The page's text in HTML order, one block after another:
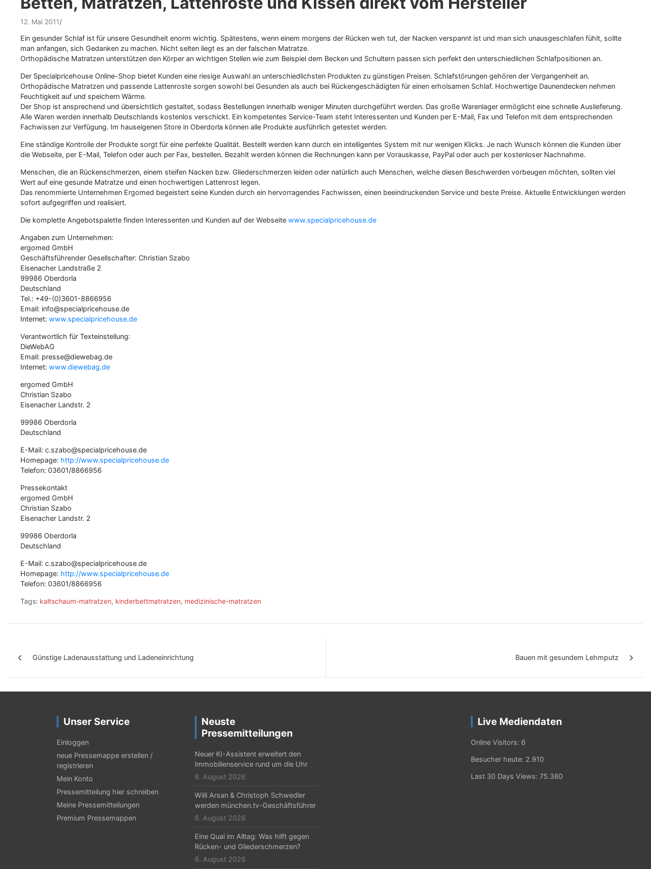
12. Mai 2011
Ein gesunder Schlaf ist für unsere Gesundheit enorm wichtig. Spätestens, wenn einem morgens der Rücken weh tut, der Nacken verspannt ist und man sich unausgeschlafen fühlt, sollte
man anfangen, sich Gedanken zu machen. Nicht selten liegt es an der falschen Matratze.
Orthopädische Matratzen unterstützen den Körper an wichtigen Stellen wie zum Beispiel dem Becken und Schultern passen sich perfekt den unterschiedlichen Schlafpositionen an.
Der Specialpricehouse Online-Shop bietet Kunden eine riesige Auswahl an unterschiedlichsten Produkten zu günstigen Preisen. Schlafstörungen gehören der Vergangenheit an.
Orthopädische Matratzen und passende Lattenroste sorgen sowohl bei Gesunden als auch bei Rückengeschädigten für einen erholsamen Schlaf. Hochwertige Daunendecken nehmen
Feuchtigkeit auf und speichern Wärme.
Der Shop ist ansprechend und übersichtlich gestaltet, sodass Bestellungen innerhalb weniger Minuten durchgeführt werden. Das große Warenlager ermöglicht eine schnelle Auslieferung.
Alle Waren werden innerhalb Deutschlands kostenlos verschickt. Ein kompetentes Service-Team steht Interessenten und Kunden per E-Mail, Fax und Telefon mit dem entsprechenden
Fachwissen zur Verfügung. Im hauseigenen Store in Oberdorla können alle Produkte ausführlich getestet werden.
Eine ständige Kontrolle der Produkte sorgt für eine perfekte Qualität. Bestellt werden kann durch ein intelligentes System mit nur wenigen Klicks. Je nach Wunsch können die Kunden über
die Webseite, per E-Mail, Telefon oder auch per Fax, bestellen. Bezahlt werden können die Rechnungen kann per Vorauskasse, PayPal oder auch per kostenloser Nachnahme.
Menschen, die an Rückenschmerzen, einem steifen Nacken bzw. Gliederschmerzen leiden oder natürlich auch Menschen, welche diesen Beschwerden vorbeugen möchten, sollten viel
Wert auf eine gesunde Matratze und einen hochwertigen Lattenrost legen.
Das renommierte Unternehmen Ergomed begeistert seine Kunden durch ein hervorragendes Fachwissen, einen beeindruckenden Service und beste Preise. Aktuelle Entwicklungen werden
sofort aufgegriffen und realisiert.
Die komplette Angebotspalette finden Interessenten und Kunden auf der Webseite www.specialpricehouse.de
Angaben zum Unternehmen:
ergomed GmbH
Geschäftsführender Gesellschafter: Christian Szabo
Eisenacher Landstraße 2
99986 Oberdorla
Deutschland
Tel.: +49-(0)3601-8866956
Email: info@specialpricehouse.de
Internet: www.specialpricehouse.de
Verantwortlich für Texteinstellung:
DieWebAG
Email: presse@diewebag.de
Internet: www.diewebag.de
ergomed GmbH
Christian Szabo
Eisenacher Landstr. 2
99986 Oberdorla
Deutschland
E-Mail: c.szabo@specialpricehouse.de
Homepage: http://www.specialpricehouse.de
Telefon: 03601/8866956
Pressekontakt
ergomed GmbH
Christian Szabo
Eisenacher Landstr. 2
99986 Oberdorla
Deutschland
E-Mail: c.szabo@specialpricehouse.de
Homepage: http://www.specialpricehouse.de
Telefon: 03601/8866956
Tags: kaltschaum-matratzen, kinderbettmatratzen, medizinische-matratzen
i
t
Günstige Ladenausstattung und Ladeneinrichtung Bauen mit gesundem Lehmputz
Unser Service
Einloggen
neue Pressemappe erstellen /
registrieren
Mein Konto
Pressemitteilung hier schreiben
Meine Pressemitteilungen
Premium Pressemappen
Neuste
Pressemitteilungen
Neuer KI-Assistent erweitert den
Immobilienservice rund um die Uhr
6. August 2026
Willi Arsan & Christoph Schwedler
werden münchen.tv-Geschäftsführer
6. August 2026
Eine Qual im Alltag: Was hilft gegen
Rücken- und Gliederschmerzen?
6. August 2026
Live Mediendaten
Online Visitors: 6
Besucher heute: 2.910
Last 30 Days Views: 75.380